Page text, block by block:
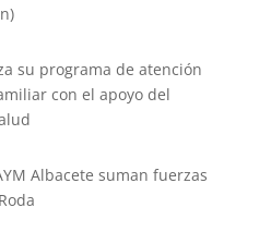
su programa de atención
con el apoyo del
Albacete suman fuerzas